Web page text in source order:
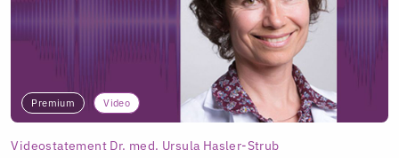
Premium Video
Videostatement Dr. med. Ursula Hasler-Strub